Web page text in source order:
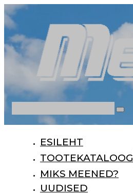
ESILEHT
TOOTEKATALOOG
MIKS MEENED?
UUDISED